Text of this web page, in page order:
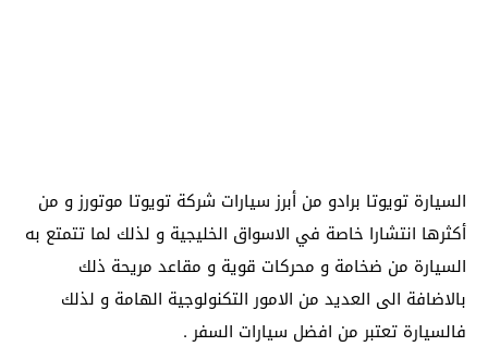
السيارة تويوتا برادو من أبرز سيارات شركة تويوتا موتورز و من
أكثرها انتشارا خاصة في الاسواق الخليجية و لذلك لما تتمتع به
السيارة من ضخامة و محركات قوية و مقاعد مريحة ذلك
بالاضافة الى العديد من الامور التكنولوجية الهامة و لذلك
فالسيارة تعتبر من افضل سيارات السفر .